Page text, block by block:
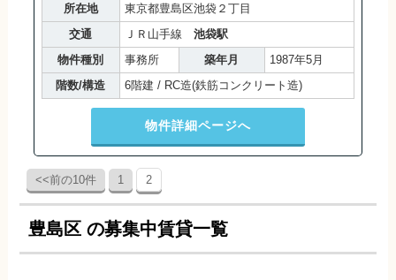
所在地
東京都豊島区池袋２丁目
交通
ＪＲ山手線 池袋駅
物件種別
事務所 築年月
1987年5月
階数/構造
6階建 / RC造(鉄筋コンクリート造)
物件詳細ページへ
<<前の10件 1 2
豊島区 の募集中賃貸一覧